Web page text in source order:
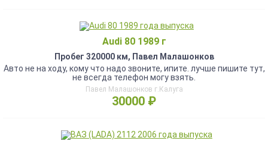
Audi 80 1989 г
Пробег 320000 км, Павел Малашонков
Авто не на ходу, кому что надо звоните, ипите. лучше пишите тут,
не всегда телефон могу взять.
Павел Малашонков г.Калуга
30000 ₽